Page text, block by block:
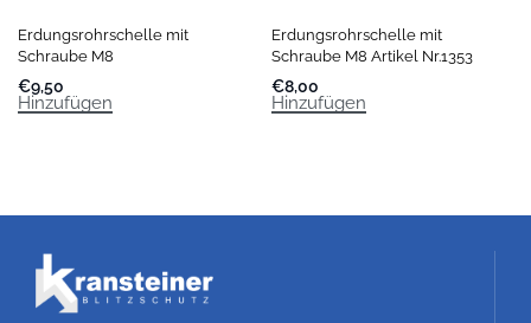
Erdungsrohrschelle mit
Schraube M8
€9,50
Hinzufügen
Erdungsrohrschelle mit
Schraube M8 Artikel Nr.1353
€8,00
Hinzufügen